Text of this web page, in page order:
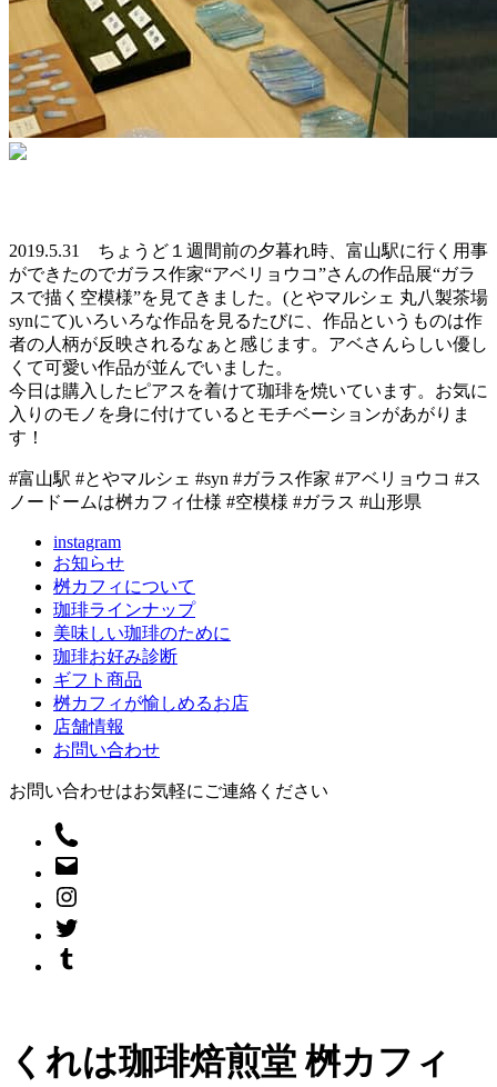
2019.5.31 ちょうど１週間前の夕暮れ時、富山駅に行く用事
ができたのでガラス作家“アベリョウコ”さんの作品展“ガラ
スで描く空模様”を見てきました。(とやマルシェ 丸八製茶場
synにて)いろいろな作品を見るたびに、作品というものは作
者の人柄が反映されるなぁと感じます。アベさんらしい優し
くて可愛い作品が並んでいました。
今日は購入したピアスを着けて珈琲を焼いています。お気に
入りのモノを身に付けているとモチベーションがあがりま
す！
#富山駅 #とやマルシェ #syn #ガラス作家 #アベリョウコ #ス
ノードームは桝カフィ仕様 #空模様 #ガラス #山形県
instagram
お知らせ
桝カフィについて
珈琲ラインナップ
美味しい珈琲のために
珈琲お好み診断
ギフト商品
桝カフィが愉しめるお店
店舗情報
お問い合わせ
お問い合わせはお気軽にご連絡ください
くれは珈琲焙煎堂 桝カフィ